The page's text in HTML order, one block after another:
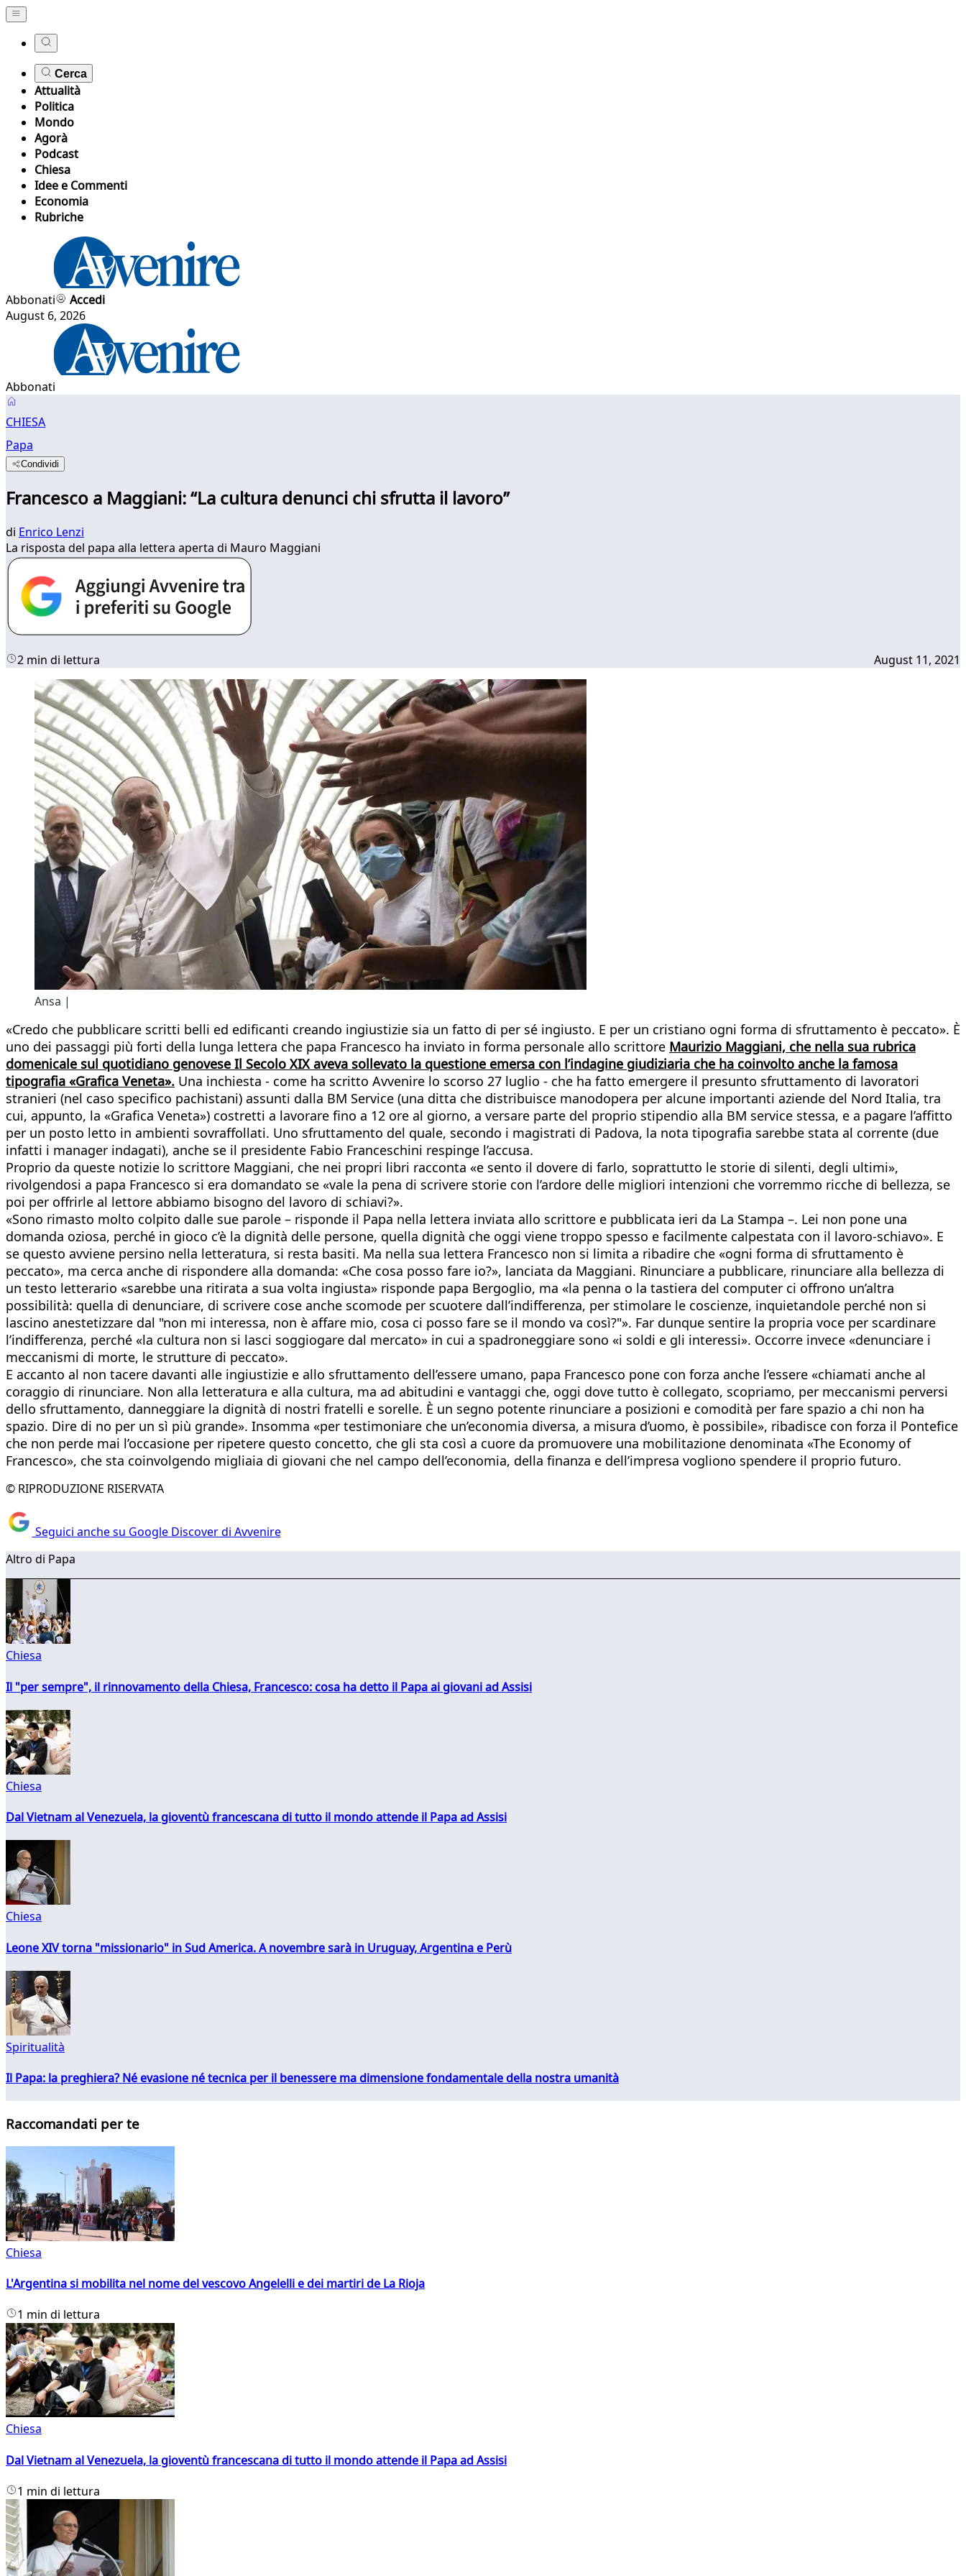
Cerca
Attualità
Politica
Mondo
Agorà
Podcast
Chiesa
Idee e Commenti
Economia
Rubriche
Abbonati
Accedi
August 6, 2026
Abbonati
CHIESA
Papa
Condividi
Francesco a Maggiani: “La cultura denunci chi sfrutta il lavoro”
di Enrico Lenzi
La risposta del papa alla lettera aperta di Mauro Maggiani
2 min di lettura August 11, 2021
Ansa |
«Credo che pubblicare scritti belli ed edificanti creando ingiustizie sia un fatto di per sé ingiusto. E per un cristiano ogni forma di sfruttamento è peccato». È
uno dei passaggi più forti della lunga lettera che papa Francesco ha inviato in forma personale allo scrittore Maurizio Maggiani, che nella sua rubrica
domenicale sul quotidiano genovese Il Secolo XIX aveva sollevato la questione emersa con l’indagine giudiziaria che ha coinvolto anche la famosa
tipografia «Grafica Veneta». Una inchiesta - come ha scritto Avvenire lo scorso 27 luglio - che ha fatto emergere il presunto sfruttamento di lavoratori
stranieri (nel caso specifico pachistani) assunti dalla BM Service (una ditta che distribuisce manodopera per alcune importanti aziende del Nord Italia, tra
cui, appunto, la «Grafica Veneta») costretti a lavorare fino a 12 ore al giorno, a versare parte del proprio stipendio alla BM service stessa, e a pagare l’affitto
per un posto letto in ambienti sovraffollati. Uno sfruttamento del quale, secondo i magistrati di Padova, la nota tipografia sarebbe stata al corrente (due
infatti i manager indagati), anche se il presidente Fabio Franceschini respinge l’accusa.
Proprio da queste notizie lo scrittore Maggiani, che nei propri libri racconta «e sento il dovere di farlo, soprattutto le storie di silenti, degli ultimi»,
rivolgendosi a papa Francesco si era domandato se «vale la pena di scrivere storie con l’ardore delle migliori intenzioni che vorremmo ricche di bellezza, se
poi per offrirle al lettore abbiamo bisogno del lavoro di schiavi?».
«Sono rimasto molto colpito dalle sue parole – risponde il Papa nella lettera inviata allo scrittore e pubblicata ieri da La Stampa –. Lei non pone una
domanda oziosa, perché in gioco c’è la dignità delle persone, quella dignità che oggi viene troppo spesso e facilmente calpestata con il lavoro-schiavo». E
se questo avviene persino nella letteratura, si resta basiti. Ma nella sua lettera Francesco non si limita a ribadire che «ogni forma di sfruttamento è
peccato», ma cerca anche di rispondere alla domanda: «Che cosa posso fare io?», lanciata da Maggiani. Rinunciare a pubblicare, rinunciare alla bellezza di
un testo letterario «sarebbe una ritirata a sua volta ingiusta» risponde papa Bergoglio, ma «la penna o la tastiera del computer ci offrono un’altra
possibilità: quella di denunciare, di scrivere cose anche scomode per scuotere dall’indifferenza, per stimolare le coscienze, inquietandole perché non si
lascino anestetizzare dal "non mi interessa, non è affare mio, cosa ci posso fare se il mondo va così?"». Far dunque sentire la propria voce per scardinare
l’indifferenza, perché «la cultura non si lasci soggiogare dal mercato» in cui a spadroneggiare sono «i soldi e gli interessi». Occorre invece «denunciare i
meccanismi di morte, le strutture di peccato».
E accanto al non tacere davanti alle ingiustizie e allo sfruttamento dell’essere umano, papa Francesco pone con forza anche l’essere «chiamati anche al
coraggio di rinunciare. Non alla letteratura e alla cultura, ma ad abitudini e vantaggi che, oggi dove tutto è collegato, scopriamo, per meccanismi perversi
dello sfruttamento, danneggiare la dignità di nostri fratelli e sorelle. È un segno potente rinunciare a posizioni e comodità per fare spazio a chi non ha
spazio. Dire di no per un sì più grande». Insomma «per testimoniare che un’economia diversa, a misura d’uomo, è possibile», ribadisce con forza il Pontefice
che non perde mai l’occasione per ripetere questo concetto, che gli sta così a cuore da promuovere una mobilitazione denominata «The Economy of
Francesco», che sta coinvolgendo migliaia di giovani che nel campo dell’economia, della finanza e dell’impresa vogliono spendere il proprio futuro.
© RIPRODUZIONE RISERVATA
Seguici anche su Google Discover di Avvenire
Altro di Papa
Chiesa
Il "per sempre", il rinnovamento della Chiesa, Francesco: cosa ha detto il Papa ai giovani ad Assisi
Chiesa
Dal Vietnam al Venezuela, la gioventù francescana di tutto il mondo attende il Papa ad Assisi
Chiesa
Leone XIV torna "missionario" in Sud America. A novembre sarà in Uruguay, Argentina e Perù
Spiritualità
Il Papa: la preghiera? Né evasione né tecnica per il benessere ma dimensione fondamentale della nostra umanità
Raccomandati per te
Chiesa
L'Argentina si mobilita nel nome del vescovo Angelelli e dei martiri de La Rioja
1 min di lettura
Chiesa
Dal Vietnam al Venezuela, la gioventù francescana di tutto il mondo attende il Papa ad Assisi
1 min di lettura